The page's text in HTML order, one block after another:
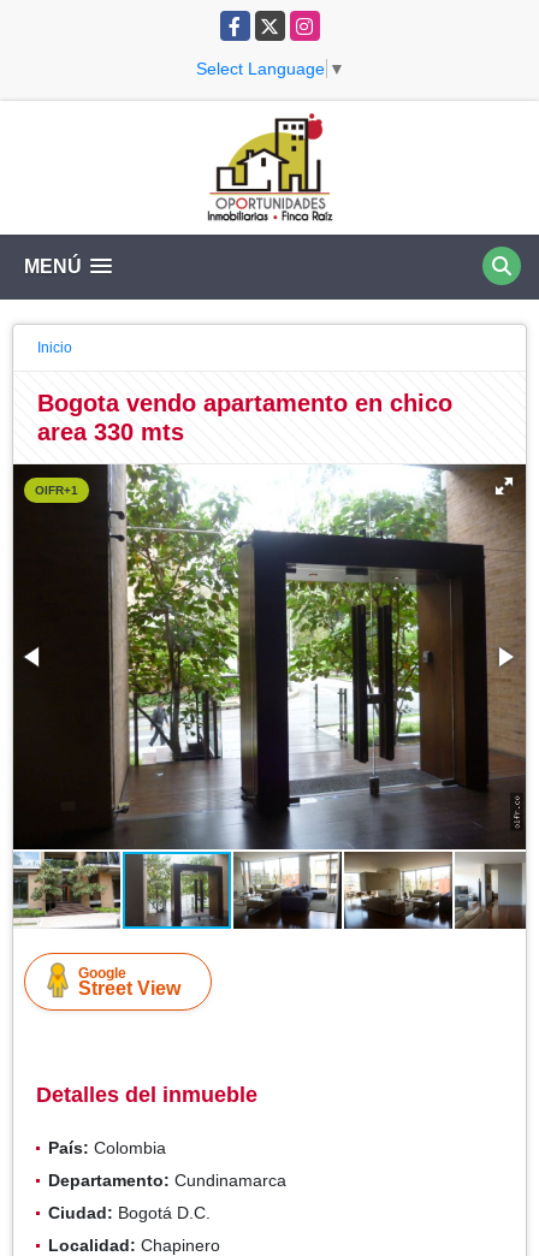
Facebook
X Instagram
Select Language ▼
MENÚ
Inicio
Bogota vendo apartamento en chico
area 330 mts
OIFR+1
Google
Street View
Detalles del inmueble
País: Colombia
Departamento: Cundinamarca
Ciudad: Bogotá D.C.
Localidad: Chapinero